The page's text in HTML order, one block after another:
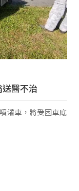
醫不治
灌車，將受困車底